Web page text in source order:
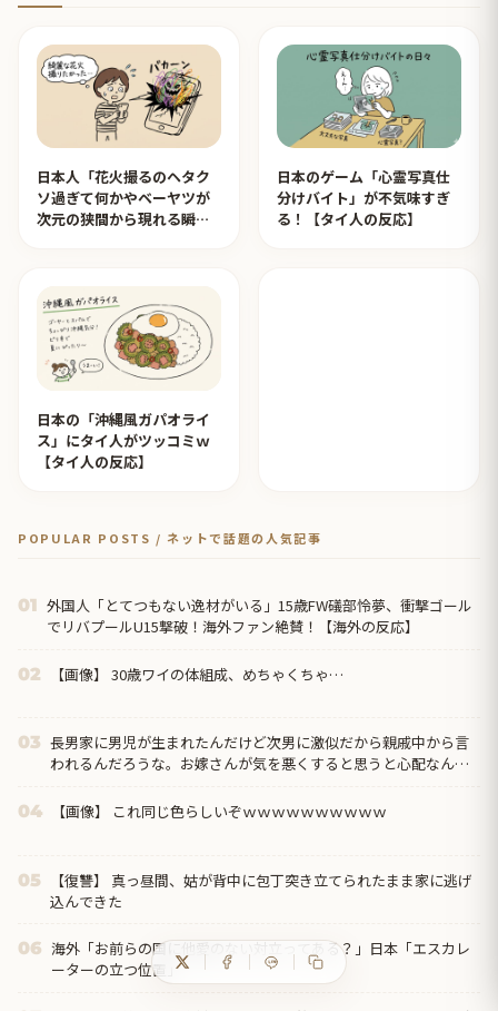
日本人「花火撮るのヘタク
ソ過ぎて何かやベーヤツが
次元の狭間から現れる瞬間
日本のゲーム「心霊写真仕
分けバイト」が不気味すぎ
る！【タイ人の反応】
日本の「沖縄風ガパオライ
ス」にタイ人がツッコミｗ
【タイ人の反応】
POPULAR POSTS / ネットで話題の人気記事
01 外国人「とてつもない逸材がいる」15歳FW礒部怜夢、衝撃ゴール
でリバプールU15撃破！海外ファン絶賛！【海外の反応】
02 【画像】 30歳ワイの体組成、めちゃくちゃ…
03 長男家に男児が生まれたんだけど次男に激似だから親戚中から言
われるんだろうな。お嫁さんが気を悪くすると思うと心配なんだ
04 【画像】 これ同じ色らしいぞｗｗｗｗｗｗｗｗｗｗ
05
【復讐】 真っ昼間、姑が背中に包丁突き立てられたまま家に逃げ
込んできた
06 海外「お前らの国に他愛のない対立ってある？」日本「エスカレ
ーターの立つ位置」